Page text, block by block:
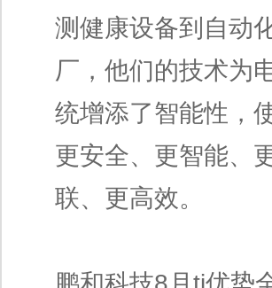
测健康设备到自动
厂，他们的技术为
统增添了智能性，
更安全、更智能、
联、更高效。